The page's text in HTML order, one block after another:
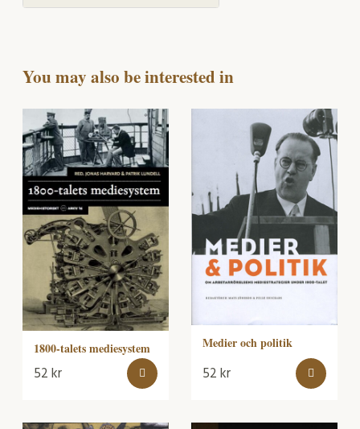
You may also be interested in
1800-talets mediesystem
52kr
Medier och politik
52kr